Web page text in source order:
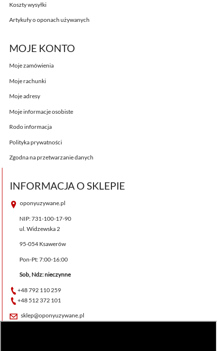
Koszty wysyłki
Artykuły o oponach używanych
MOJE KONTO
Moje zamówienia
Moje rachunki
Moje adresy
Moje informacje osobiste
Rodo informacja
Polityka prywatności
Zgodna na przetwarzanie danych
INFORMACJA O SKLEPIE
oponyuzywane.pl
NIP: 731-100-17-90
ul. Widzewska 2
95-054 Ksawerów
Pon-Pt: 7:00-16:00
Sob, Ndz: nieczynne
+48 792 110 259
+48 512 372 101
sklep@oponyuzywane.pl